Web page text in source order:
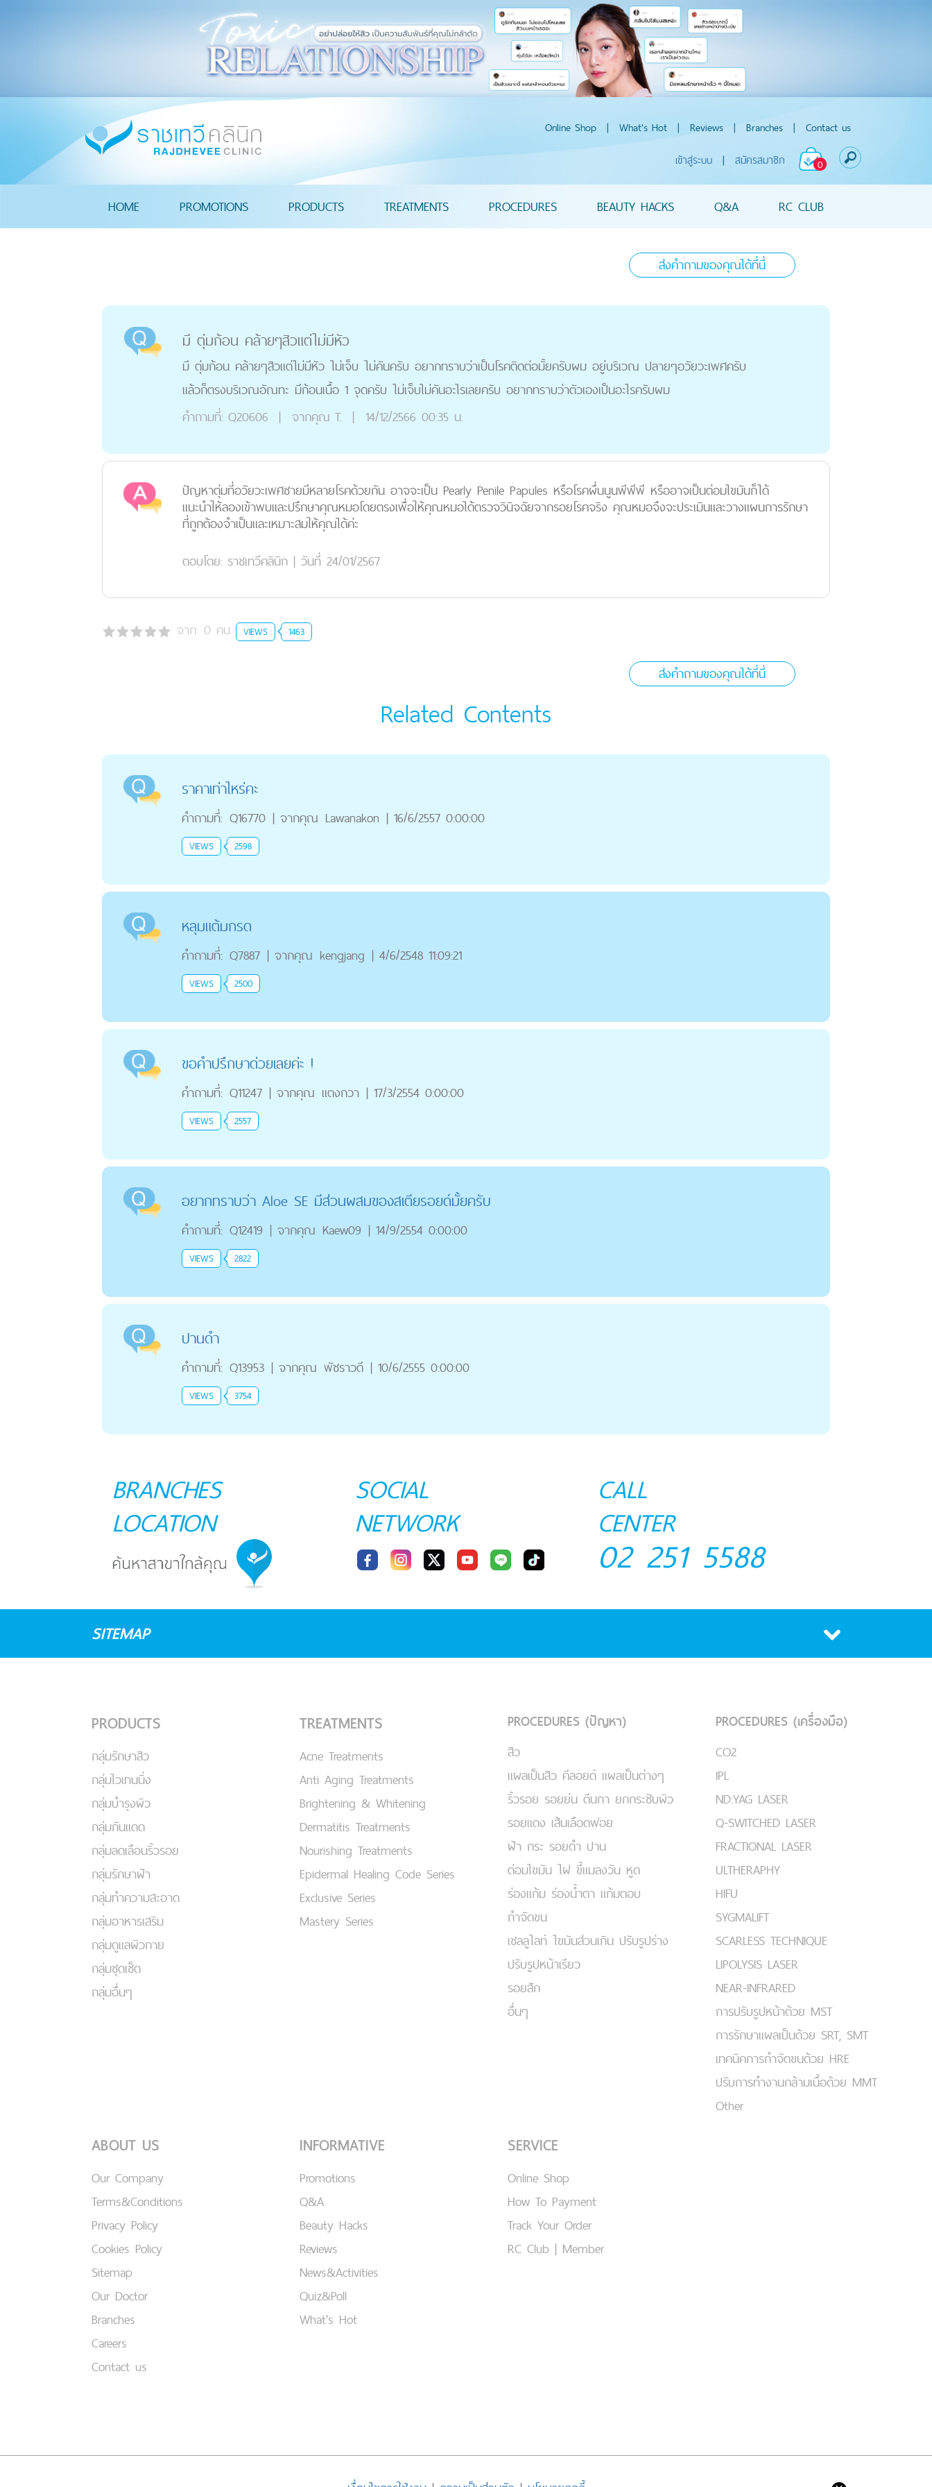
Online Shop | What's Hot | Reviews | Branches | Contact us
0
เข้าสู่ระบบ | สมัครสมาชิก
HOME PROMOTIONS PRODUCTS TREATMENTS PROCEDURES BEAUTY HACKS Q&A RC CLUB
ส่งคำถามของคุณได้ที่นี่
มี ตุ่มก้อน คล้ายๆสิวแต่ไม่มีหัว
มี ตุ่มก้อน คล้ายๆสิวแต่ไม่มีหัว ไม่เจ็บ ไม่คันครับ อยากทราบว่าเป็นโรคติดต่อมั้ยครับผม อยู่บริเวณ ปลายๆอวัยวะเพศครับ
แล้วก็ตรงบริเวณอัณทะ มีก้อนเนื้อ 1 จุดครับ ไม่เจ็บไม่คันอะไรเลยครับ อยากทราบว่าตัวเองเป็นอะไรครับผม
คำถามที่: Q20606 | จากคุณ T. | 14/12/2566 00:35 น.
ปัญหาตุ่มที่อวัยวะเพศชายมีหลายโรคด้วยกัน อาจจะเป็น Pearly Penile Papules หรือโรคผื่นนูนพีพีพี หรืออาจเป็นต่อมไขมันก็ได้
แนะนำให้ลองเข้าพบและปรึกษาคุณหมอโดยตรงเพื่อให้คุณหมอได้ตรวจวินิจฉัยจากรอยโรคจริง คุณหมอจึงจะประเมินและวางแผนการรักษา
ที่ถูกต้องจำเป็นและเหมาะสมให้คุณได้ค่ะ
ตอบโดย: ราชเทวีคลินิก | วันที่ 24/01/2567
จาก: 0 คน VIEWS 1463
ส่งคำถามของคุณได้ที่นี่
Related Contents
ราคาเท่าไหร่คะ
คำถามที่: Q16770 | จากคุณ Lawanakon | 16/6/2557 0:00:00
VIEWS 2598
หลุมแต้มกรด
คำถามที่: Q7887 | จากคุณ kengjang | 4/6/2548 11:09:21
VIEWS 2500
ขอคำปรึกษาด่วยเลยค่ะ !
คำถามที่: Q11247 | จากคุณ แตงกวา | 17/3/2554 0:00:00
VIEWS 2557
อยากทราบว่า Aloe SE มีส่วนผสมของสเตียรอยด์มั้ยครับ
คำถามที่: Q12419 | จากคุณ Kaew09 | 14/9/2554 0:00:00
VIEWS 2822
ปานดำ
คำถามที่: Q13953 | จากคุณ พัชราวดี | 10/6/2555 0:00:00
VIEWS 3754
BRANCHES
LOCATION
SOCIAL
NETWORK
CALL
CENTER
02 251 5588
SITEMAP
PRODUCTS
กลุ่มรักษาสิว
กลุ่มไวเทนนิ่ง
กลุ่มบำรุงผิว
กลุ่มกันแดด
กลุ่มลดเลือนริ้วรอย
กลุ่มรักษาฝ้า
กลุ่มทำความสะอาด
กลุ่มอาหารเสริม
กลุ่มดูแลผิวกาย
กลุ่มชุดเซ็ต
กลุ่มอื่นๆ
TREATMENTS
Acne Treatments
Anti Aging Treatments
Brightening & Whitening
Dermatitis Treatments
Nourishing Treatments
Epidermal Healing Code Series
Exclusive Series
Mastery Series
PROCEDURES (ปัญหา)
สิว
แผลเป็นสิว คีลอยด์ แผลเป็นต่างๆ
ริ้วรอย รอยย่น ตีนกา ยกกระชับผิว
รอยแดง เส้นเลือดฟอย
ฝ้า กระ รอยดำ ปาน
ต่อมไขมัน ไฝ ขี้แมลงวัน หูด
ร่องแก้ม ร่องน้ำตา แก้มตอบ
กำจัดขน
เชลลูไลท์ ไขมันส่วนเกิน ปรับรูปร่าง
ปรับรูปหน้าเรียว
รอยสัก
อื่นๆ
PROCEDURES (เครื่องมือ)
CO2
IPL
ND:YAG LASER
Q-SWITCHED LASER
FRACTIONAL LASER
ULTHERAPHY
HIFU
SYGMALIFT
SCARLESS TECHNIQUE
LIPOLYSIS LASER
NEAR-INFRARED
การปรับรูปหน้าด้วย MST
การรักษาแผลเป็นด้วย SRT, SMT
เทคนิคการกำจัดขนด้วย HRE
ปรับการทำงานกล้ามเนื้อด้วย MMT
Other
ABOUT US
Our Company
Terms&Conditions
Privacy Policy
Cookies Policy
Sitemap
Our Doctor
Branches
Careers
Contact us
INFORMATIVE
Promotions
Q&A
Beauty Hacks
Reviews
News&Activities
Quiz&Poll
What's Hot
SERVICE
Online Shop
How To Payment
Track Your Order
RC Club | Member